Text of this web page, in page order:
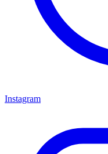
Instagram